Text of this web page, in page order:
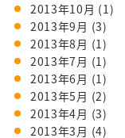
2013年10月 (1)
2013年9月 (3)
2013年8月 (1)
2013年7月 (1)
2013年6月 (1)
2013年5月 (2)
2013年4月 (3)
2013年3月 (4)